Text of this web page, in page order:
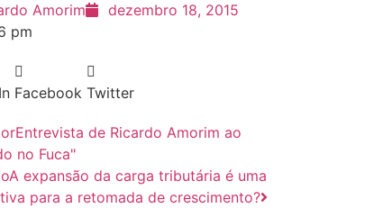
Amorim
dezembro 18, 2015
pm
Facebook Twitter
Entrevista de Ricardo Amorim ao
no Fuca"
A expansão da carga tributária é uma
para a retomada de crescimento?